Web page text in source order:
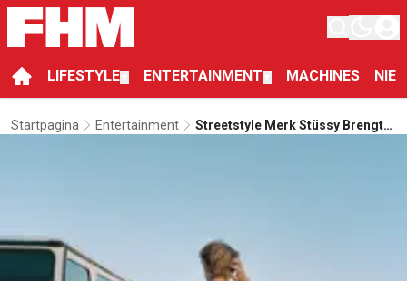
LIFESTYLE ENTERTAINMENT MACHINES
Startpagina Entertainment
Streetstyle Merk Stüssy Brengt